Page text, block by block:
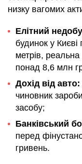
низку вагомих
Елітний
будинок у
метрів, реальна
понад 8,6 млн
Дохід від авто:
чиновник
засобу;
Банківський
перед
гривень.